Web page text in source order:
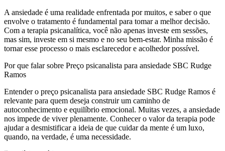
A ansiedade é uma realidade enfrentada por muitos, e saber o que
envolve o tratamento é fundamental para tomar a melhor decisão.
Com a terapia psicanalítica, você não apenas investe em sessões,
mas sim, investe em si mesmo e no seu bem-estar. Minha missão é
tornar esse processo o mais esclarecedor e acolhedor possível.
Por que falar sobre Preço psicanalista para ansiedade SBC Rudge
Ramos
Entender o preço psicanalista para ansiedade SBC Rudge Ramos é
relevante para quem deseja construir um caminho de
autoconhecimento e equilíbrio emocional. Muitas vezes, a ansiedade
nos impede de viver plenamente. Conhecer o valor da terapia pode
ajudar a desmistificar a ideia de que cuidar da mente é um luxo,
quando, na verdade, é uma necessidade.